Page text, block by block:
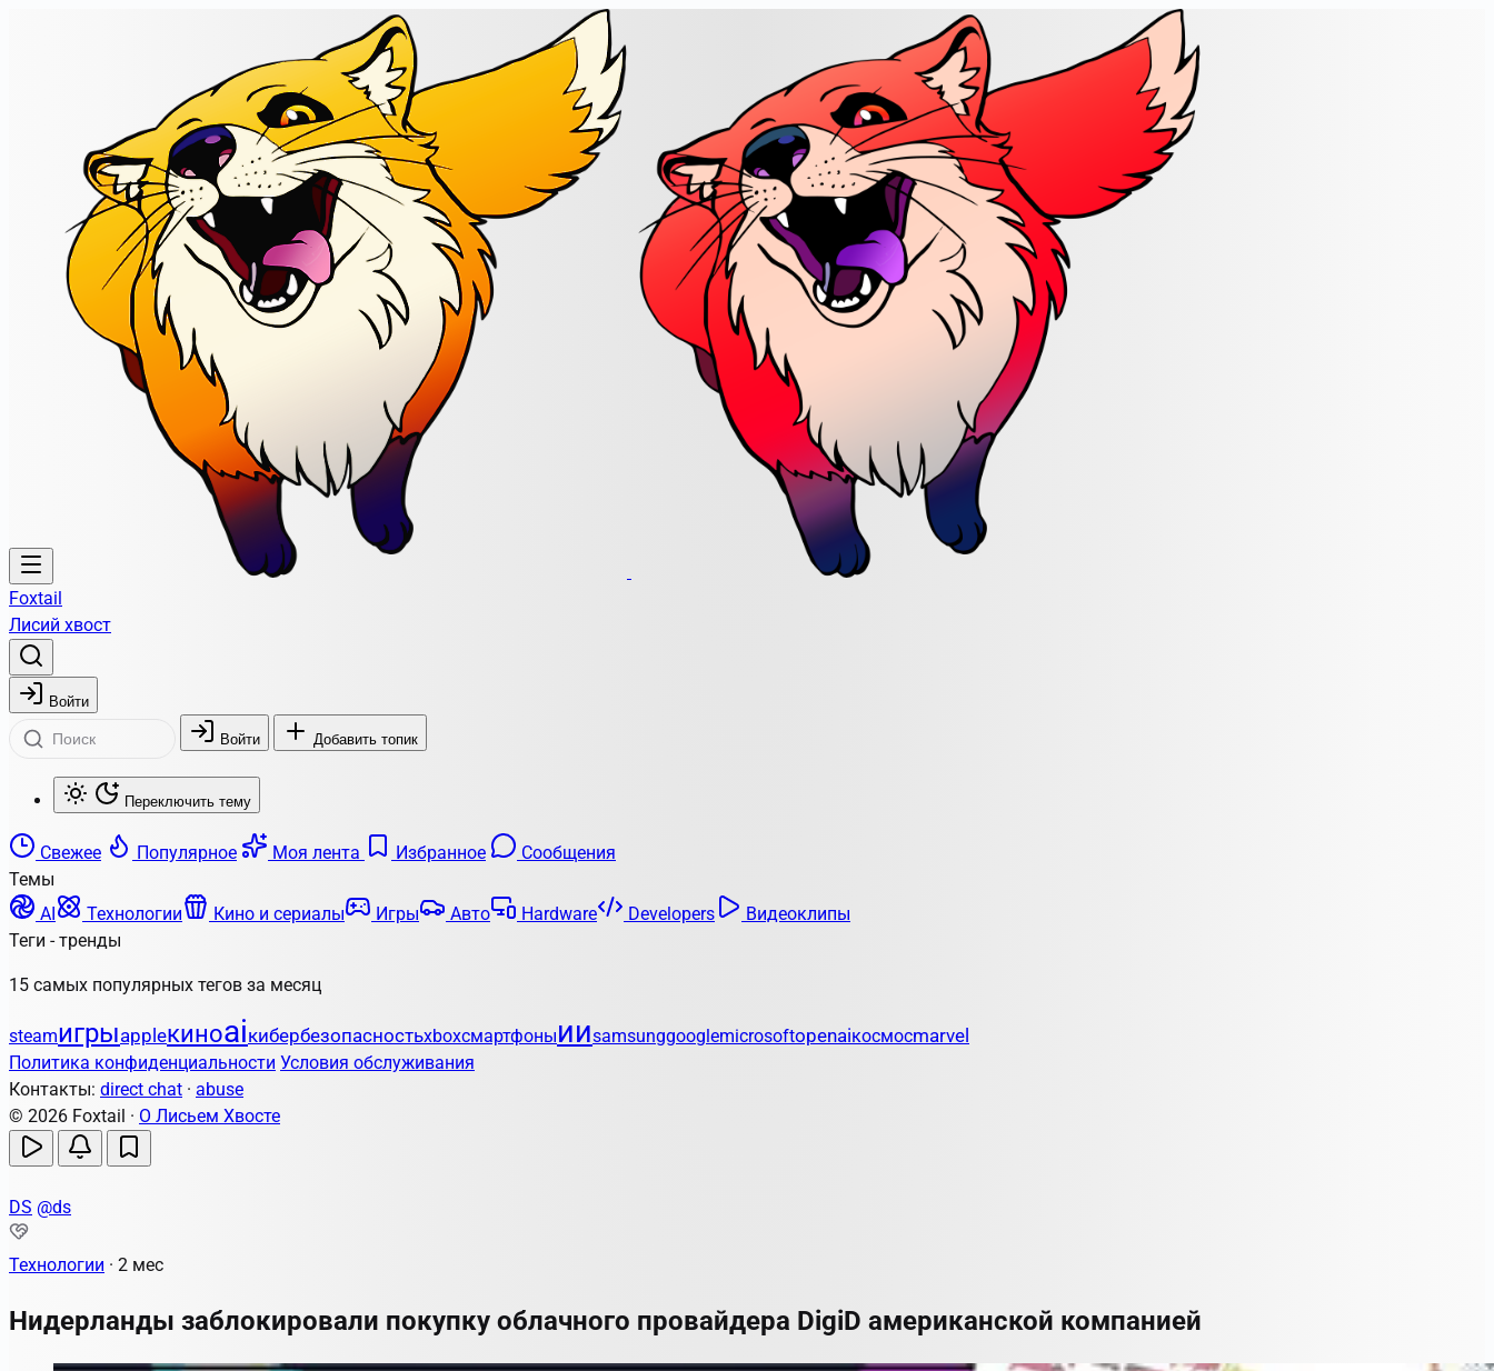
Foxtail
Лисий хвост
Войти
Войти Добавить топик
Переключить тему
Свежее Популярное Моя лента Избранное
Сообщения
Темы
AI
Технологии Кино и сериалы Игры Авто Hardware Developers
Видеоклипы
Теги - тренды
15 самых популярных тегов за месяц
steamигрыappleкиноaiкибербезопасностьxboxсмартфоныииsamsunggooglemicrosoftopenaiкосмосmarvel
Политика конфиденциальности Условия обслуживания
Контакты: direct chat · abuse
© 2026 Foxtail · О Лисьем Хвосте
DS @ds
Технологии · 2 мес
Нидерланды заблокировали покупку облачного провайдера DigiD американской компанией